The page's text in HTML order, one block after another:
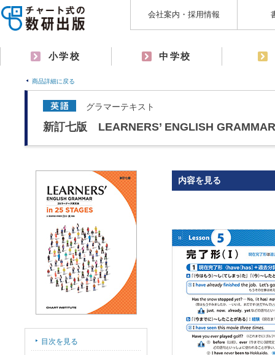
会社案内・採用情報
小学校 中学校
商品詳細に戻る
グラマーテキスト
新訂七版 LEARNERS’ ENGLISH
内容を見る
目次を見る